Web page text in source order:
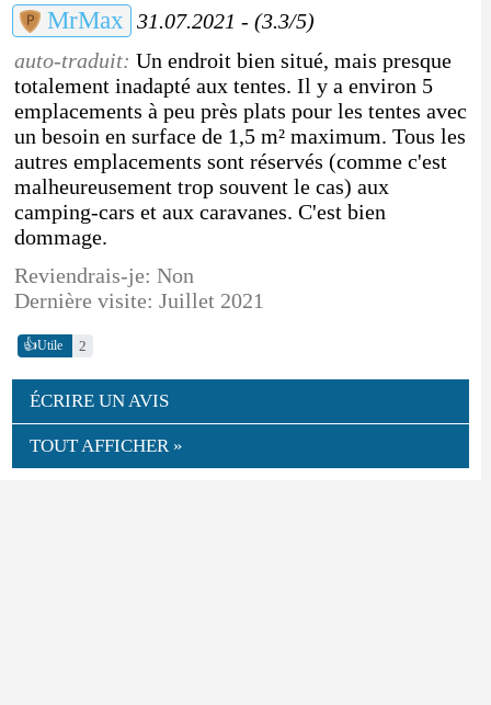
MrMax 31.07.2021 - (3.3/5)
auto-traduit: Un endroit bien situé, mais presque
totalement inadapté aux tentes. Il y a environ 5
emplacements à peu près plats pour les tentes avec
un besoin en surface de 1,5 m² maximum. Tous les
autres emplacements sont réservés (comme c'est
malheureusement trop souvent le cas) aux
camping-cars et aux caravanes. C'est bien
dommage.
Reviendrais-je: Non
Dernière visite: Juillet 2021
👍Utile 2
ÉCRIRE UN AVIS
TOUT AFFICHER »